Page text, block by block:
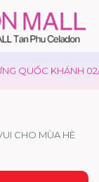
QUỐC KHÁNH 02/
CHO MÙA HÈ